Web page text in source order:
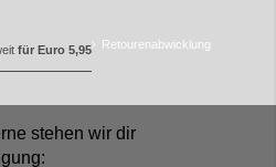
für Euro 5,95 Retourenabwicklung
stehen wir dir